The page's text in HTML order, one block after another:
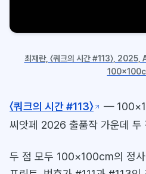
최재란, 〈쿼크의 시간 #113〉,
〈쿼크의 시간 #113〉
—
씨앗페 2026 출품작 가운데 두
두 점 모두 100×100cm의 정